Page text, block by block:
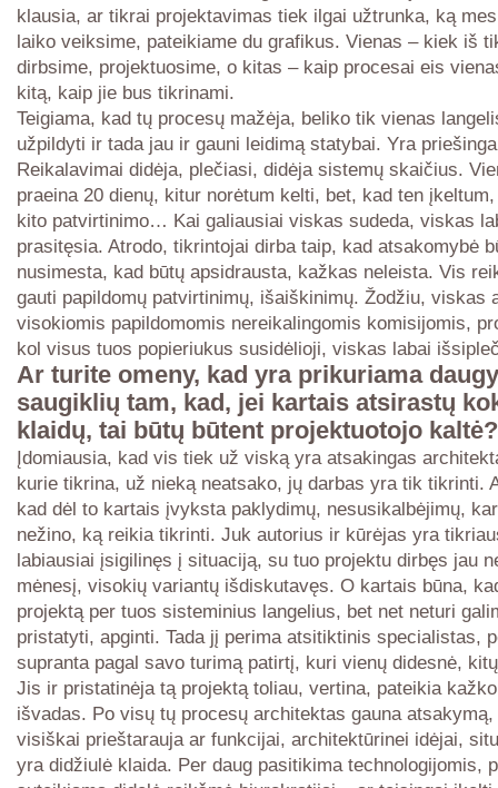
klausia, ar tikrai projektavimas tiek ilgai užtrunka, ką
laiko veiksime, pateikiame du grafikus. Vienas – kiek iš
dirbsime, projektuosime, o kitas – kaip procesai eis
kitą, kaip jie bus tikrinami.
Teigiama, kad tų procesų mažėja, beliko tik vienas
užpildyti ir tada jau ir gauni leidimą statybai. Yra
Reikalavimai didėja, plečiasi, didėja sistemų skaičius.
praeina 20 dienų, kitur norėtum kelti, bet, kad ten
kito patvirtinimo… Kai galiausiai viskas sudeda, viskas
prasitęsia. Atrodo, tikrintojai dirba taip, kad atsakomybė
nusimesta, kad būtų apsidrausta, kažkas neleista. Vis
gauti papildomų patvirtinimų, išaiškinimų. Žodžiu, viskas
visokiomis papildomomis nereikalingomis komisijomis,
kol visus tuos popieriukus susidėlioji, viskas labai
Ar turite omeny, kad yra prikuriama
saugiklių tam, kad, jei kartais atsirastų
klaidų, tai būtų būtent projektuotojo kaltė?
Įdomiausia, kad vis tiek už viską yra atsakingas
kurie tikrina, už nieką neatsako, jų darbas yra tik tikrinti.
kad dėl to kartais įvyksta paklydimų, nesusikalbėjimų,
nežino, ką reikia tikrinti. Juk autorius ir kūrėjas yra
labiausiai įsigilinęs į situaciją, su tuo projektu dirbęs jau
mėnesį, visokių variantų išdiskutavęs. O kartais būna,
projektą per tuos sisteminius langelius, bet net neturi
pristatyti, apginti. Tada jį perima atsitiktinis specialistas,
supranta pagal savo turimą patirtį, kuri vienų didesnė,
Jis ir pristatinėja tą projektą toliau, vertina, pateikia
išvadas. Po visų tų procesų architektas gauna
visiškai prieštarauja ar funkcijai, architektūrinei idėjai,
yra didžiulė klaida. Per daug pasitikima technologijomis,